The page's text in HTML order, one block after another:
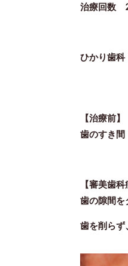
治療回数
ひかり歯
【治療前】
歯のすき間
【審美歯
歯の隙間を
歯を削らず